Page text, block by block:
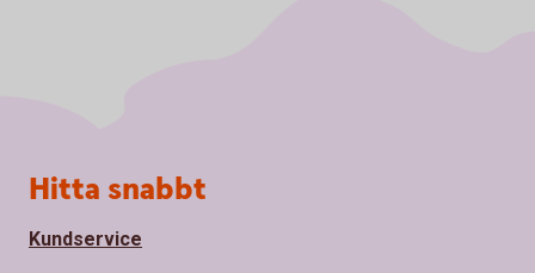
Sidfot
Hitta snabbt
Kundservice